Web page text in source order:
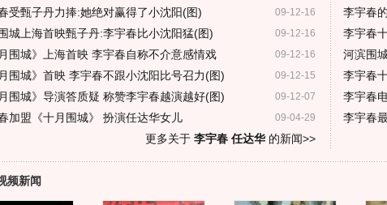
09-12-16
受甄子丹力捧:她绝对赢得了小沈阳(图)
09-12-16
城上海首映甄子丹:李宇春比小沈阳猛(图)
09-12-16
月围城》上海首映 李宇春自称不介意感情戏
09-12-15
月围城》首映 李宇春不跟小沈阳比号召力(图)
09-12-07
月围城》导演答质疑 称赞李宇春越演越好(图)
09-04-29
加盟《十月围城》 扮演任达华女儿
更多关于 李宇春 任达华的新闻>>
李宇春
李宇春
河滨围
李宇春
李宇春
李宇春
频新闻